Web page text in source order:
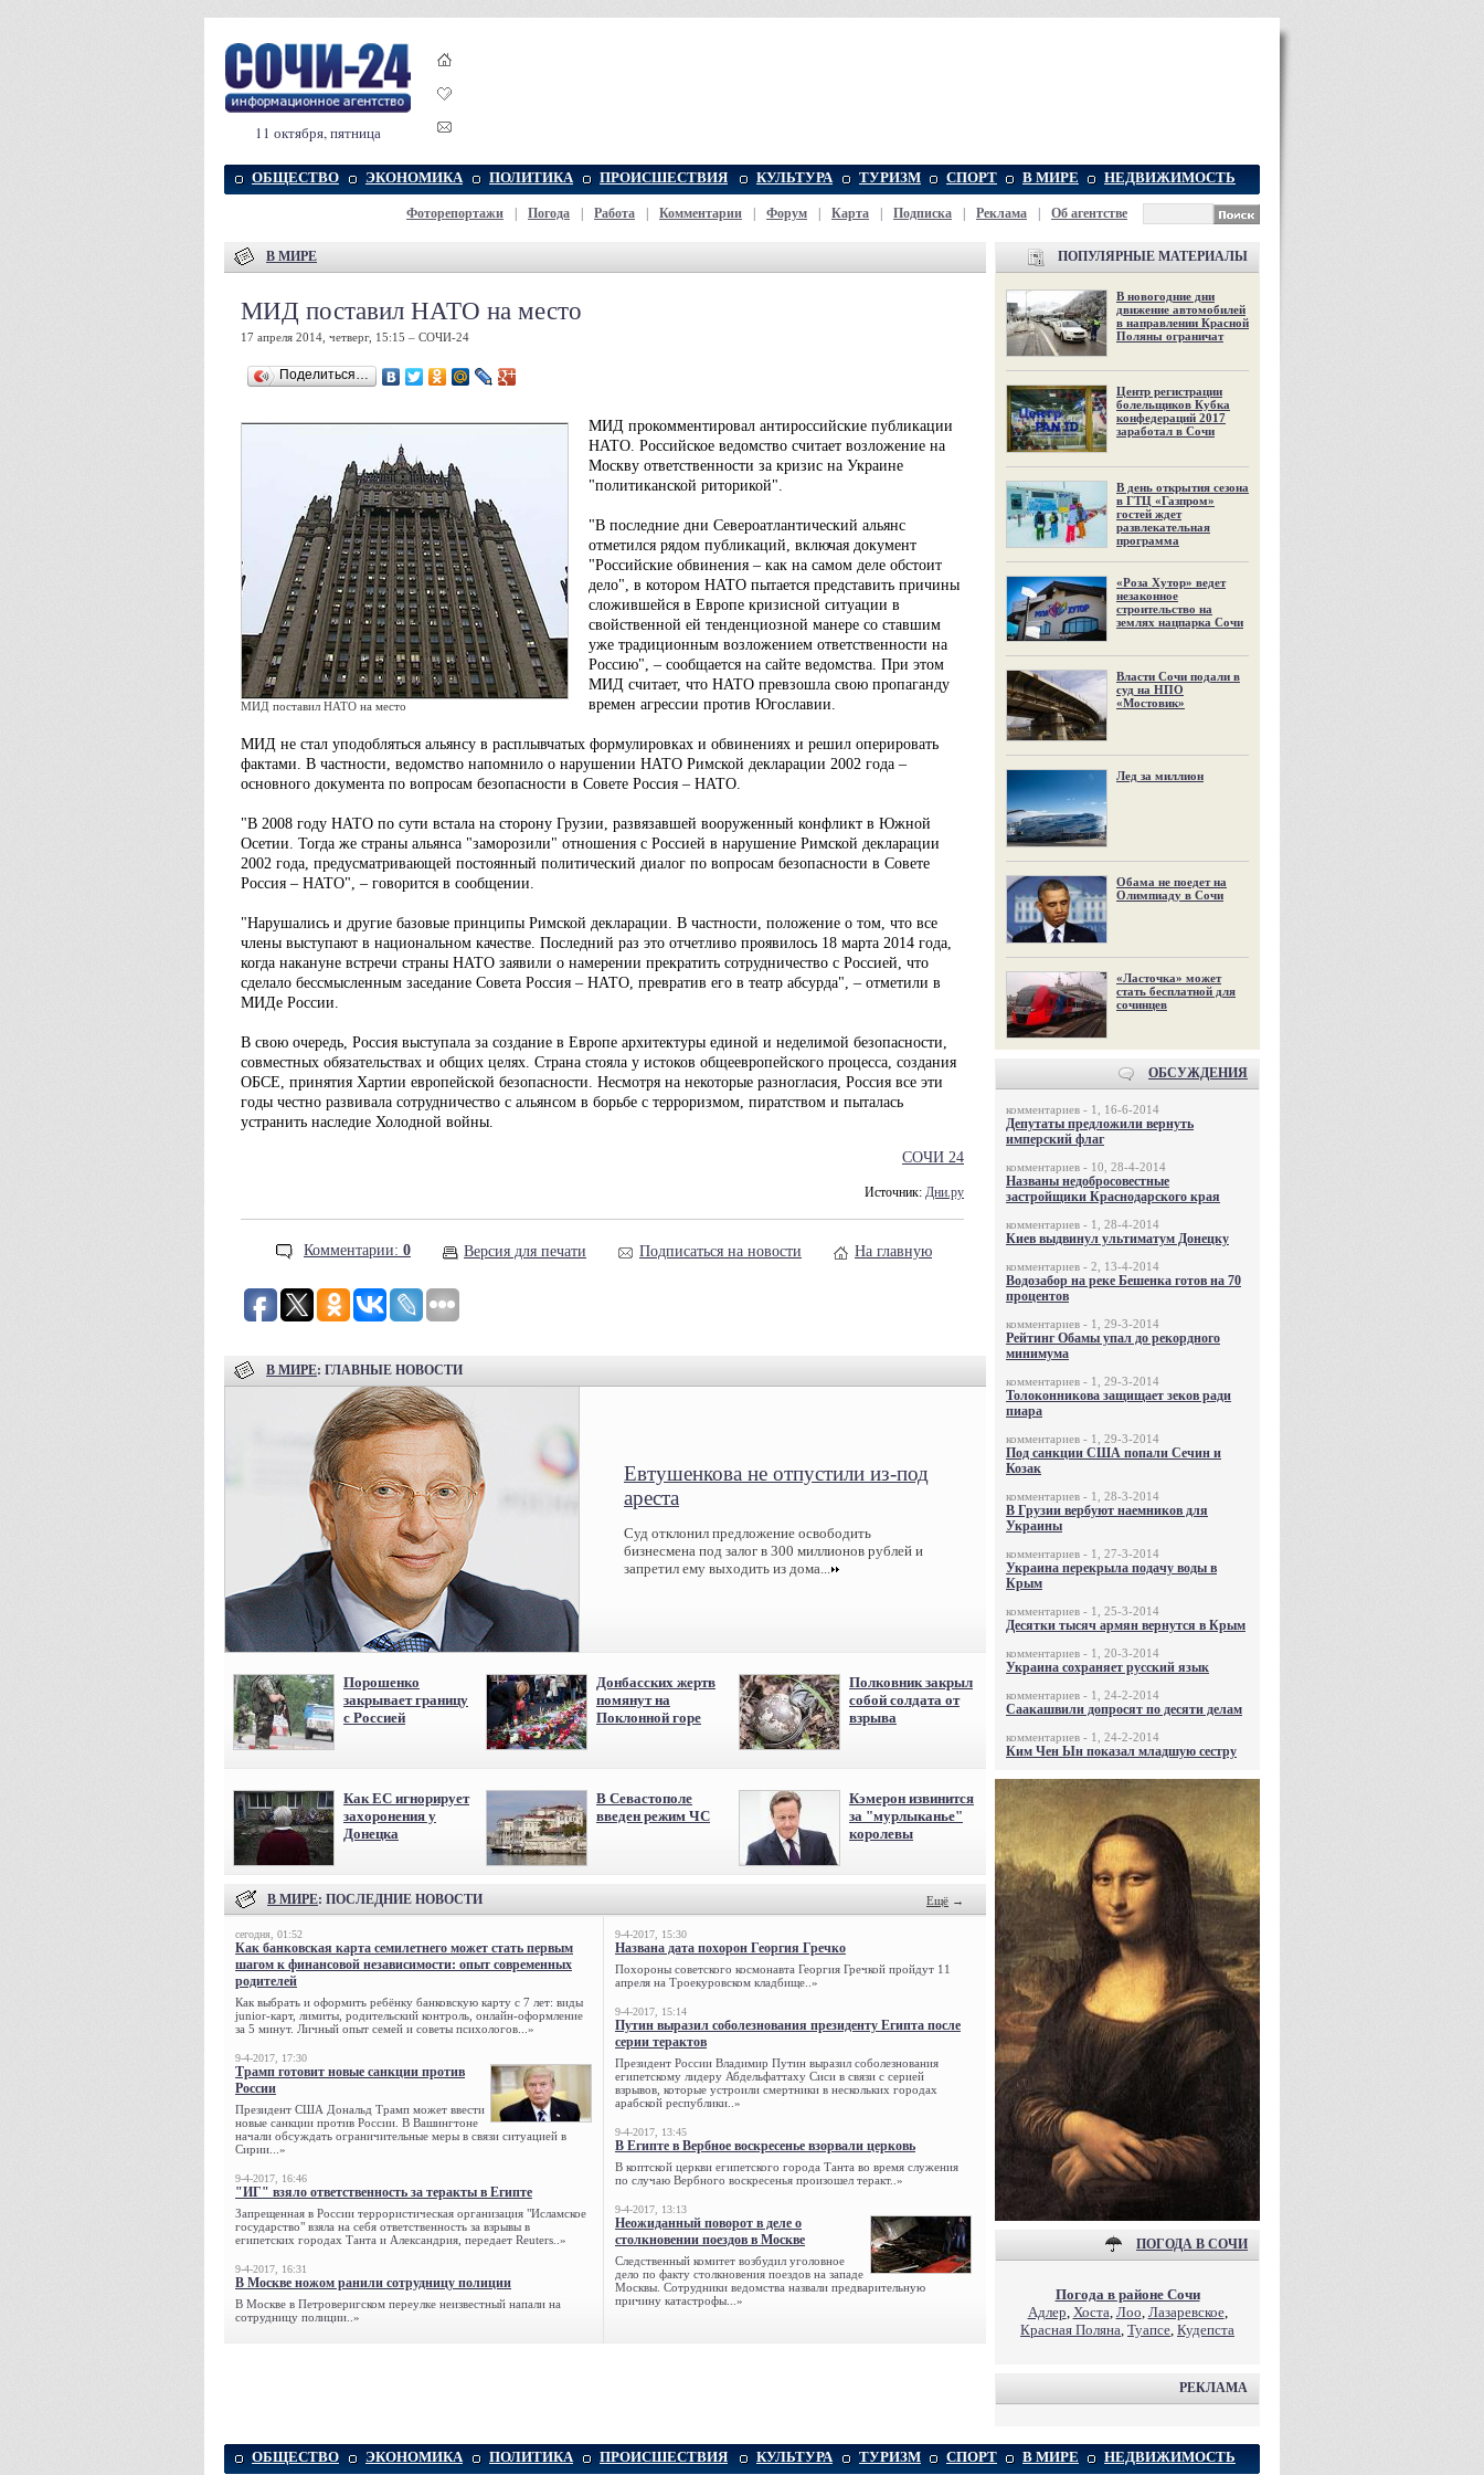
11 октября, пятница
ОБЩЕСТВО ЭКОНОМИКА ПОЛИТИКА ПРОИСШЕСТВИЯ КУЛЬТУРА ТУРИЗМ СПОРТ В МИРЕ НЕДВИЖИМОСТЬ
Фоторепортажи Погода Работа Комментарии Форум Карта Подписка Реклама Об агентстве
В МИРЕ
МИД поставил НАТО на место
17 апреля 2014, четверг, 15:15 – СОЧИ-24
Поделиться…
МИД поставил НАТО на место
МИД прокомментировал антироссийские публикации
НАТО. Российское ведомство считает возложение на
Москву ответственности за кризис на Украине
"политиканской риторикой".
"В последние дни Североатлантический альянс
отметился рядом публикаций, включая документ
"Российские обвинения – как на самом деле обстоит
дело", в котором НАТО пытается представить причины
сложившейся в Европе кризисной ситуации в
свойственной ей тенденциозной манере со ставшим
уже традиционным возложением ответственности на
Россию", – сообщается на сайте ведомства. При этом
МИД считает, что НАТО превзошла свою пропаганду
времен агрессии против Югославии.
МИД не стал уподобляться альянсу в расплывчатых формулировках и обвинениях и решил оперировать
фактами. В частности, ведомство напомнило о нарушении НАТО Римской декларации 2002 года –
основного документа по вопросам безопасности в Совете Россия – НАТО.
"В 2008 году НАТО по сути встала на сторону Грузии, развязавшей вооруженный конфликт в Южной
Осетии. Тогда же страны альянса "заморозили" отношения с Россией в нарушение Римской декларации
2002 года, предусматривающей постоянный политический диалог по вопросам безопасности в Совете
Россия – НАТО", – говорится в сообщении.
"Нарушались и другие базовые принципы Римской декларации. В частности, положение о том, что все
члены выступают в национальном качестве. Последний раз это отчетливо проявилось 18 марта 2014 года,
когда накануне встречи страны НАТО заявили о намерении прекратить сотрудничество с Россией, что
сделало бессмысленным заседание Совета Россия – НАТО, превратив его в театр абсурда", – отметили в
МИДе России.
В свою очередь, Россия выступала за создание в Европе архитектуры единой и неделимой безопасности,
совместных обязательствах и общих целях. Страна стояла у истоков общеевропейского процесса, создания
ОБСЕ, принятия Хартии европейской безопасности. Несмотря на некоторые разногласия, Россия все эти
годы честно развивала сотрудничество с альянсом в борьбе с терроризмом, пиратством и пыталась
устранить наследие Холодной войны.
СОЧИ 24
Источник: Дни.ру
Комментарии: 0 Версия для печати Подписаться на новости На главную
В МИРЕ: ГЛАВНЫЕ НОВОСТИ
Евтушенкова не отпустили из-под
ареста
Суд отклонил предложение освободить
бизнесмена под залог в 300 миллионов рублей и
запретил ему выходить из дома...
Порошенко
закрывает границу
с Россией
Донбасских жертв
помянут на
Поклонной горе
Полковник закрыл
собой солдата от
взрыва
Как ЕС игнорирует
захоронения у
Донецка
В Севастополе
введен режим ЧС
Кэмерон извинится
за "мурлыканье"
королевы
В МИРЕ: ПОСЛЕДНИЕ НОВОСТИ Ещё →
сегодня, 01:52
Как банковская карта семилетнего может стать первым
шагом к финансовой независимости: опыт современных
родителей
Как выбрать и оформить ребёнку банковскую карту с 7 лет: виды
junior-карт, лимиты, родительский контроль, онлайн-оформление
за 5 минут. Личный опыт семей и советы психологов...»
9-4-2017, 17:30
Трамп готовит новые санкции против
России
Президент США Дональд Трамп может ввести
новые санкции против России. В Вашингтоне
начали обсуждать ограничительные меры в связи ситуацией в
Сирии...»
9-4-2017, 16:46
"ИГ" взяло ответственность за теракты в Египте
Запрещенная в России террористическая организация "Исламское
государство" взяла на себя ответственность за взрывы в
египетских городах Танта и Александрия, передает Reuters..»
9-4-2017, 16:31
В Москве ножом ранили сотрудницу полиции
В Москве в Петроверигском переулке неизвестный напали на
сотрудницу полиции..»
9-4-2017, 15:30
Названа дата похорон Георгия Гречко
Похороны советского космонавта Георгия Гречкой пройдут 11
апреля на Троекуровском кладбище..»
9-4-2017, 15:14
Путин выразил соболезнования президенту Египта после
серии терактов
Президент России Владимир Путин выразил соболезнования
египетскому лидеру Абдельфаттаху Сиси в связи с серией
взрывов, которые устроили смертники в нескольких городах
арабской республики..»
9-4-2017, 13:45
В Египте в Вербное воскресенье взорвали церковь
В коптской церкви египетского города Танта во время служения
по случаю Вербного воскресенья произошел теракт..»
9-4-2017, 13:13
Неожиданный поворот в деле о
столкновении поездов в Москве
Следственный комитет возбудил уголовное
дело по факту столкновения поездов на западе
Москвы. Сотрудники ведомства назвали предварительную
причину катастрофы...»
ПОПУЛЯРНЫЕ МАТЕРИАЛЫ
В новогодние дни
движение автомобилей
в направлении Красной
Поляны ограничат
Центр регистрации
болельщиков Кубка
конфедераций 2017
заработал в Сочи
В день открытия сезона
в ГТЦ «Газпром»
гостей ждет
развлекательная
программа
«Роза Хутор» ведет
незаконное
строительство на
землях нацпарка Сочи
Власти Сочи подали в
суд на НПО
«Мостовик»
Лед за миллион
Обама не поедет на
Олимпиаду в Сочи
«Ласточка» может
стать бесплатной для
сочинцев
ОБСУЖДЕНИЯ
комментариев - 1, 16-6-2014
Депутаты предложили вернуть
имперский флаг
комментариев - 10, 28-4-2014
Названы недобросовестные
застройщики Краснодарского края
комментариев - 1, 28-4-2014
Киев выдвинул ультиматум Донецку
комментариев - 2, 13-4-2014
Водозабор на реке Бешенка готов на 70
процентов
комментариев - 1, 29-3-2014
Рейтинг Обамы упал до рекордного
минимума
комментариев - 1, 29-3-2014
Толоконникова защищает зеков ради
пиара
комментариев - 1, 29-3-2014
Под санкции США попали Сечин и
Козак
комментариев - 1, 28-3-2014
В Грузии вербуют наемников для
Украины
комментариев - 1, 27-3-2014
Украина перекрыла подачу воды в
Крым
комментариев - 1, 25-3-2014
Десятки тысяч армян вернутся в Крым
комментариев - 1, 20-3-2014
Украина сохраняет русский язык
комментариев - 1, 24-2-2014
Саакашвили допросят по десяти делам
комментариев - 1, 24-2-2014
Ким Чен Ын показал младшую сестру
ПОГОДА В СОЧИ
Погода в районе Сочи
Адлер, Хоста, Лоо, Лазаревское,
Красная Поляна, Туапсе, Кудепста
РЕКЛАМА
ОБЩЕСТВО ЭКОНОМИКА ПОЛИТИКА ПРОИСШЕСТВИЯ КУЛЬТУРА ТУРИЗМ СПОРТ В МИРЕ НЕДВИЖИМОСТЬ